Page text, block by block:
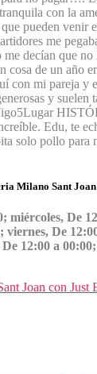
con la
pueden venir
me
me decían que
cosa de un año
con mi pareja y
y suelen
5Lugar
Edu, te
solo pollo
Milano Sant
miércoles, De
viernes, De
12:00 a
Joan con Just